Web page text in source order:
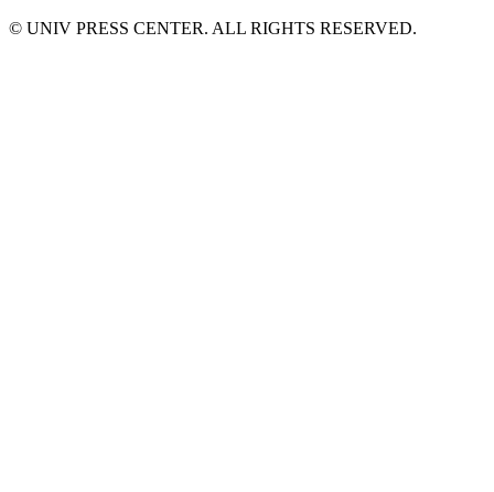
© UNIV PRESS CENTER. ALL RIGHTS RESERVED.